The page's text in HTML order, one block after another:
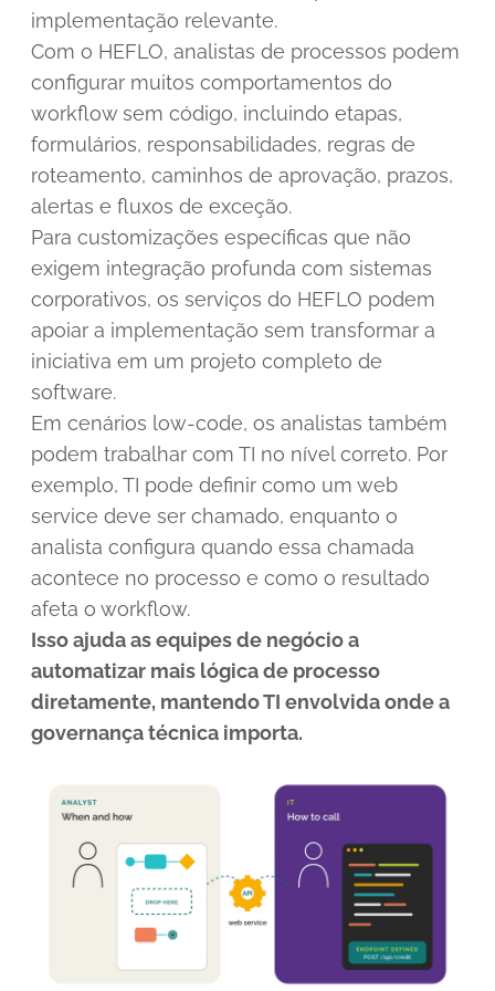
implementação relevante.
Com o HEFLO, analistas de processos podem
configurar muitos comportamentos do
workflow sem código, incluindo etapas,
formulários, responsabilidades, regras de
roteamento, caminhos de aprovação, prazos,
alertas e fluxos de exceção.
Para customizações específicas que não
exigem integração profunda com sistemas
corporativos, os serviços do HEFLO podem
apoiar a implementação sem transformar a
iniciativa em um projeto completo de
software.
Em cenários low-code, os analistas também
podem trabalhar com TI no nível correto. Por
exemplo, TI pode definir como um web
service deve ser chamado, enquanto o
analista configura quando essa chamada
acontece no processo e como o resultado
afeta o workflow.
Isso ajuda as equipes de negócio a
automatizar mais lógica de processo
diretamente, mantendo TI envolvida onde a
governança técnica importa.